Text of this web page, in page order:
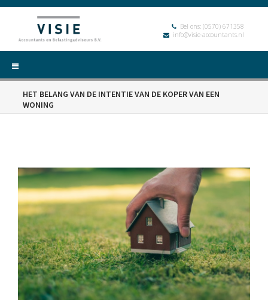
Bel ons: (0570) 671358
info@visie-accountants.nl
HET BELANG VAN DE INTENTIE VAN DE KOPER VAN EEN
WONING